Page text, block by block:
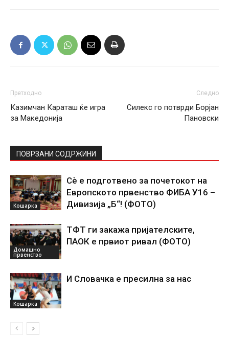
Претходно
Казимчан Караташ ќе игра
за Македонија
Следно
Силекс го потврди Борјан
Пановски
ПОВРЗАНИ СОДРЖИНИ
Кошарка
Сѐ е подготвено за почетокот на
Европското првенство ФИБА У16 –
Дивизија „Б“! (ФОТО)
Домашно
првенство
ТФТ ги закажа пријателските,
ПАОК е првиот ривал (ФОТО)
Кошарка
И Словачка е пресилна за нас